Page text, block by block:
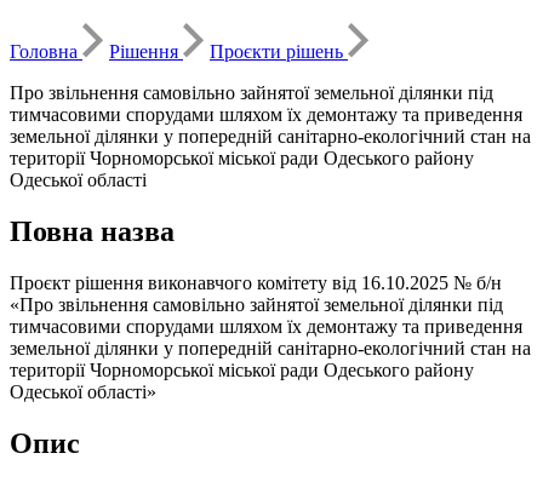
Головна Рішення
Проєкти рішень
Про звільнення самовільно зайнятої земельної ділянки під
тимчасовими спорудами шляхом їх демонтажу та приведення
земельної ділянки у попередній санітарно-екологічний стан на
території Чорноморської міської ради Одеського району
Одеської області
Повна назва
Проєкт рішення виконавчого комітету від 16.10.2025 № б/н
«Про звільнення самовільно зайнятої земельної ділянки під
тимчасовими спорудами шляхом їх демонтажу та приведення
земельної ділянки у попередній санітарно-екологічний стан на
території Чорноморської міської ради Одеського району
Одеської області»
Опис